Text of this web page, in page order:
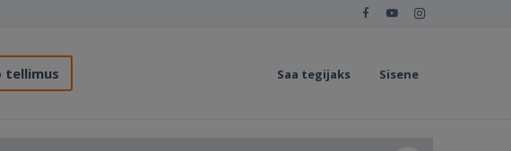
tellimus Saa tegijaks Sisene